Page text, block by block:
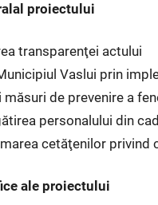
proiectului
transparenţei actului
Vaslui prin
de prevenire a
personalului din
cetăţenilor privind
ale proiectului